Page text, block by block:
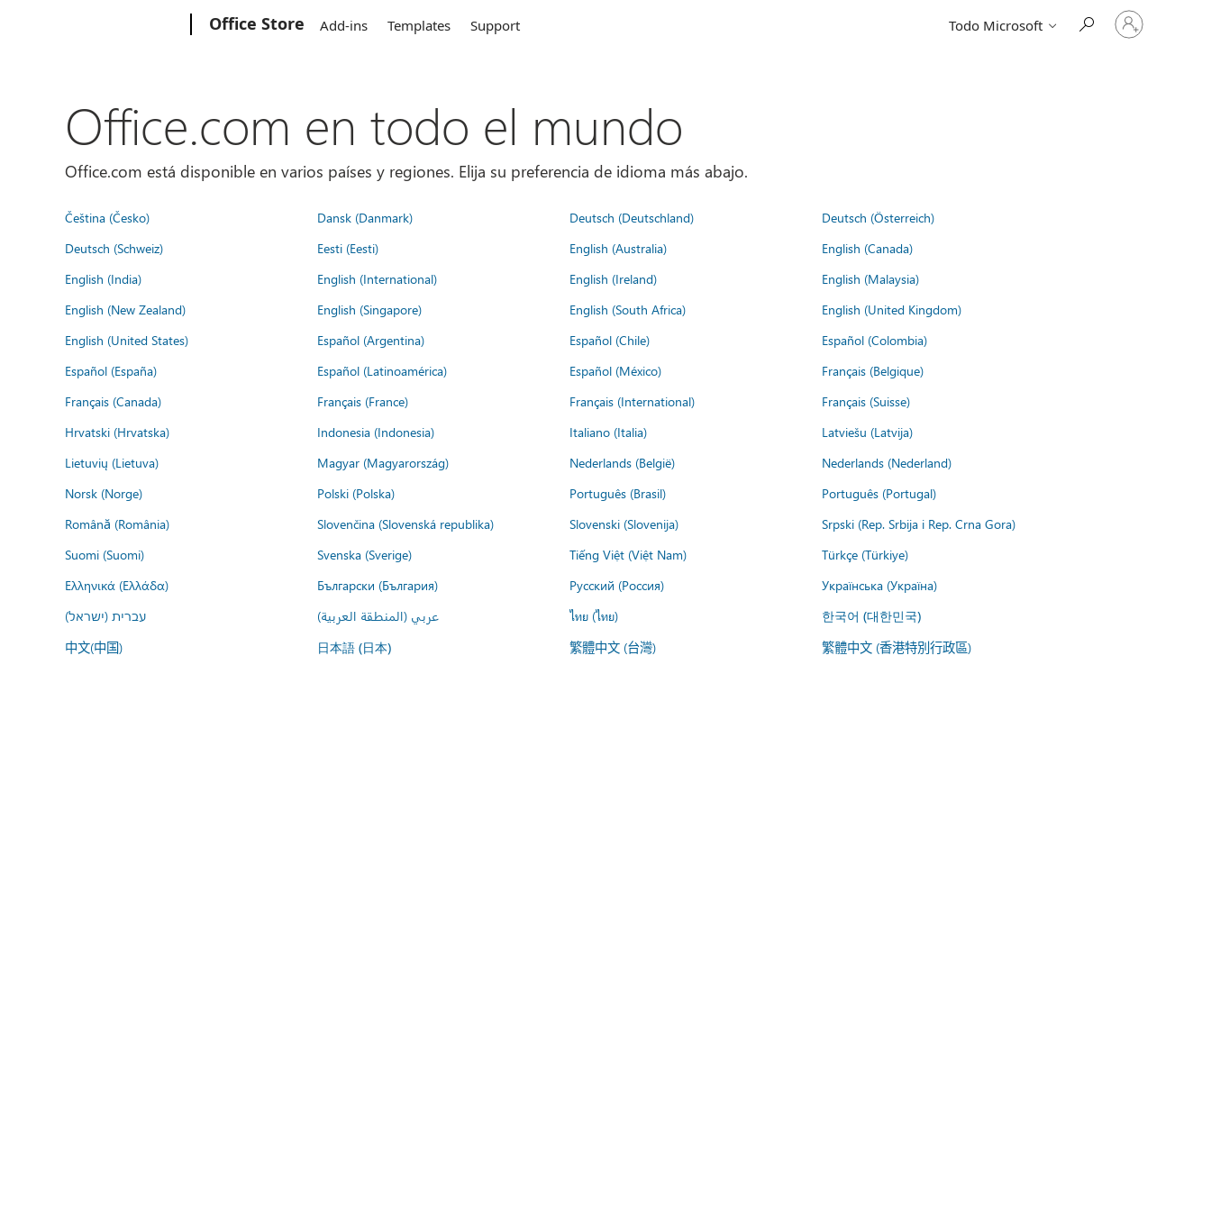
Office Store Add-ins Templates Support Todo Microsoft
Iniciar
sesión
Office.com en todo el mundo
Office.com está disponible en varios países y regiones. Elija su preferencia de idioma más abajo.
Čeština (Česko) Dansk (Danmark) Deutsch (Deutschland)
Deutsch (Österreich)
Deutsch (Schweiz)
Eesti (Eesti) English (Australia)
English (Canada)
English (India)
English (International) English (Ireland)
English (Malaysia)
English (New Zealand)
English (Singapore) English (South Africa)
English (United Kingdom)
English (United States)
Español (Argentina) Español (Chile)
Español (Colombia)
Español (España)
Español (Latinoamérica) Español (México)
Français (Belgique)
Français (Canada)
Français (France) Français (International)
Français (Suisse)
Hrvatski (Hrvatska)
Indonesia (Indonesia) Italiano (Italia)
Latviešu (Latvija)
Lietuvių (Lietuva)
Magyar (Magyarország) Nederlands (België)
Nederlands (Nederland)
Norsk (Norge)
Polski (Polska) Português (Brasil)
Português (Portugal)
Română (România)
Slovenčina (Slovenská republika) Slovenski (Slovenija)
Srpski (Rep. Srbija i Rep. Crna Gora)
Suomi (Suomi)
Svenska (Sverige) Tiếng Việt (Việt Nam)
Türkçe (Türkiye)
Ελληνικά (Ελλάδα)
Български (България) Русский (Россия)
Українська (Україна)
עברית (ישראל)
عربي (المنطقة العربية) ไทย (ไทย) 한국어 (대한민국)
中文(中国) 日本語 (日本) 繁體中文 (台灣) 繁體中文 (香港特別行政區)